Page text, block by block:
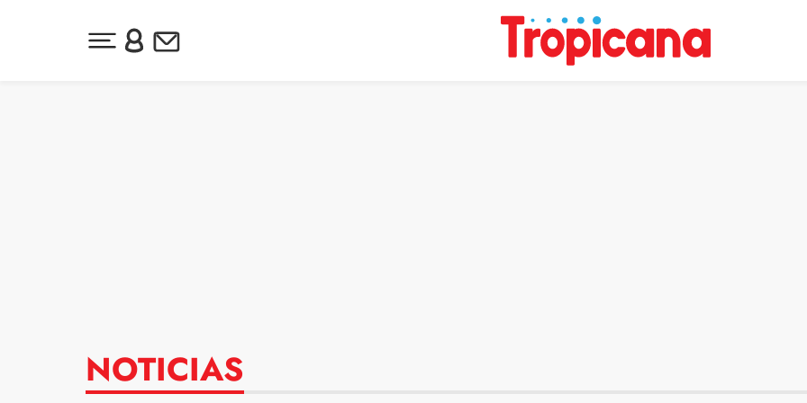
Desplegar menú principal
Inicia sesión o regístrate
Newsletter
NOTICIAS